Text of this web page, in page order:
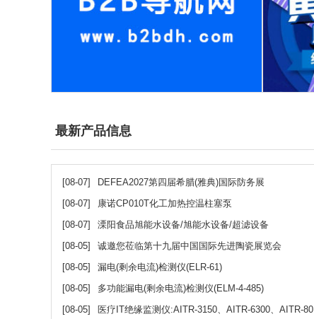
最新产品信息
[08-07] DEFEA2027第四届希腊(雅典)国际防务展
[08-07]
康诺CP010T化工加热控温柱塞泵
[08-07]
溧阳食品旭能水设备/旭能水设备/超滤设备
[08-05]
诚邀您莅临第十九届中国国际先进陶瓷展览会
[08-05]
漏电(剩余电流)检测仪(ELR-61)
[08-05]
多功能漏电(剩余电流)检测仪(ELM-4-485)
[08-05]
医疗IT绝缘监测仪:AITR-3150、AITR-6300、AITR-8000、AITR-10000